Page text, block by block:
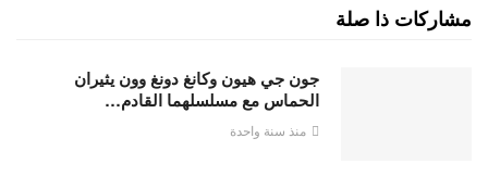
مشاركات ذا صلة
جون جي هيون وكانغ دونغ وون يثيران
الحماس مع مسلسلهما القادم…
منذ سنة واحدة